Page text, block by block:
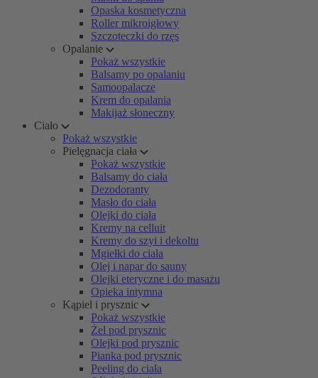
Opaska kosmetyczna
Roller mikroigłowy
Szczoteczki do rzęs
Opalanie
Pokaż wszystkie
Balsamy po opalaniu
Samoopalacze
Krem do opalania
Makijaż słoneczny
Ciało
Pokaż wszystkie
Pielęgnacja ciała
Pokaż wszystkie
Balsamy do ciała
Dezodoranty
Masło do ciała
Olejki do ciała
Kremy na celluit
Kremy do szyi i dekoltu
Mgiełki do ciała
Olej i napar do sauny
Olejki eteryczne i do masażu
Opieka intymna
Kąpiel i prysznic
Pokaż wszystkie
Żel pod prysznic
Olejki pod prysznic
Pianka pod prysznic
Peeling do ciała